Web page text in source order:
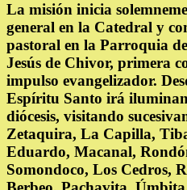
La misión inicia
general en la Catedral y
pastoral en la Parroquia
Jesús de Chivor, primera
impulso evangelizador.
Espíritu Santo irá
diócesis, visitando
Zetaquira, La Capilla,
Eduardo, Macanal,
Somondoco, Los Cedros,